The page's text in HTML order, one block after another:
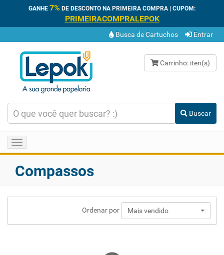
GANHE 7% DE DESCONTO NA PRIMEIRA COMPRA | CUPOM:
PRIMEIRACOMPRALEPOK
Busca de Cartuchos Entrar
Carrinho: iten(s)
Buscar
Toggle
navigation
Compassos
Ordenar por Mais vendido